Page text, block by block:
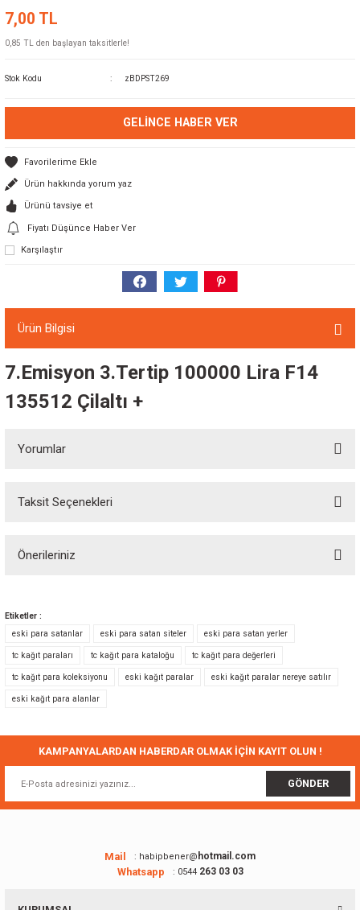
7,00 TL
0,85 TL den başlayan taksitlerle!
Stok Kodu zBDPST269
GELINCE HABER VER
Ürün hakkında yorum yaz
Ürünü tavsiye et
Fiyatı Düşünce Haber Ver
Karşılaştır
Ürün Bilgisi
7.Emisyon 3.Tertip 100000 Lira F14
135512 Çilaltı +
Yorumlar
Taksit Seçenekleri
Önerileriniz
Görüş ve önerileriniz için teşekkür ederiz.
Ürün resmi kalitesiz, bozuk veya görüntülenemiyor.
Ürün açıklamasında eksik bilgiler bulunuyor.
Ürün fiyatı diğer sitelerden daha pahalı.
Bu ürüne benzer farklı alternatifler olmalı.
Gönder
Etiketler :
eski para satanlar
eski para satan siteler eski para satan yerler
tc kağıt paraları tc kağıt para kataloğu tc kağıt para değerleri
tc kağıt para koleksiyonu eski kağıt paralar eski kağıt paralar nereye satılır
eski kağıt para alanlar
KAMPANYALARDAN HABERDAR OLMAK İÇİN KAYIT OLUN !
GÖNDER
Mail : habipbener@ hotmail.com
Whatsapp : 0544263 03 03